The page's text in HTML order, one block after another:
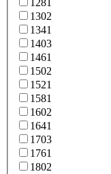
1281
1302
1341
1403
1461
1502
1521
1581
1602
1641
1703
1761
1802